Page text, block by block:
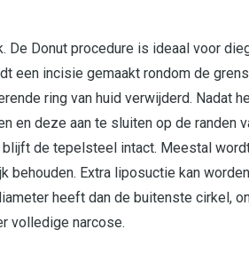
Donut procedure is ideaal voor
incisie gemaakt rondom de
ring van huid verwijderd. Nadat
en deze aan te sluiten op de randen
de tepelsteel intact. Meestal
Extra liposuctie kan
heeft dan de buitenste cirkel,
volledige narcose.